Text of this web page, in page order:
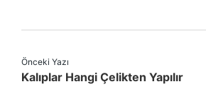
Önceki Yazı
Kalıplar Hangi Çelikten Yapılır